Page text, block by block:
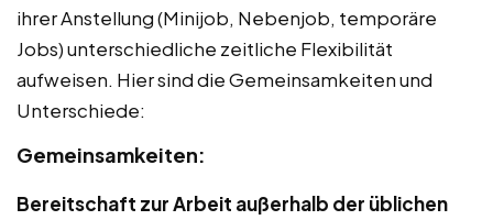
ihrer Anstellung (Minijob, Nebenjob, temporäre
Jobs) unterschiedliche zeitliche Flexibilität
aufweisen. Hier sind die Gemeinsamkeiten und
Unterschiede:
Gemeinsamkeiten:
Bereitschaft zur Arbeit außerhalb der üblichen